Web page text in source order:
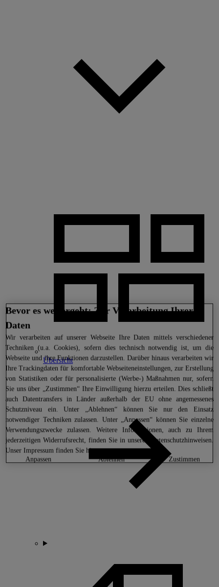
Übersicht
Bevor es weitergeht: Zur Verarbeitung Ihrer
Daten
Wir verarbeiten auf unserer Webseite Ihre Daten mittels verschiedener
Techniken (u.a. Cookies), sofern dies technisch notwendig ist, um die
Webseite und ihre Funktionen darzustellen. Darüber hinaus verarbeiten wir
Ihre Trackingdaten für komfortable Webseiteneinstellungen, zur Erstellung
von Statistiken oder für personalisierte (Werbe-) Maßnahmen nur, sofern
Sie uns über „Zustimmen“ Ihre Einwilligung hierzu erteilen. Dies schließt
auch Datentransfers in Länder außerhalb der EU ohne angemessenes
Schutzniveau ein. Unter „Ablehnen“ können Sie nur den Einsatz
notwendiger Techniken zulassen. Unter „Anpassen“ können Sie einzelne
Verwendungszwecke zulassen. Weitere Informationen, auch zu Ihrem
jederzeitigen Widerrufsrecht, finden Sie in unseren
Datenschutzhinweisen.
Unser Impressum finden Sie hier.
ablehnen
zustimmen
anpassen